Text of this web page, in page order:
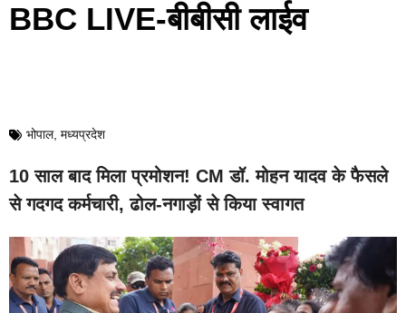
BBC LIVE-बीबीसी लाईव
भोपाल, मध्यप्रदेश
10 साल बाद मिला प्रमोशन! CM डॉ. मोहन यादव के फैसले
से गदगद कर्मचारी, ढोल-नगाड़ों से किया स्वागत